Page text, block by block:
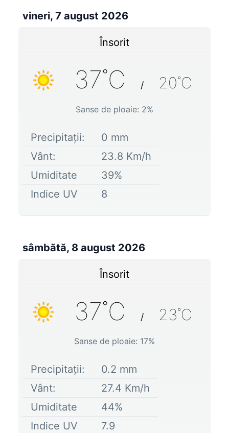
vineri, 7 august 2026
Însorit
37˚C / 20˚C
Sanse de ploaie: 2%
Precipitații: 0 mm
Vânt:
23.8 Km/h
Umiditate
39%
Indice UV
8
sâmbătă, 8 august 2026
Însorit
37˚C / 23˚C
Sanse de ploaie: 17%
Precipitații: 0.2 mm
Vânt:
27.4 Km/h
Umiditate
44%
Indice UV
7.9